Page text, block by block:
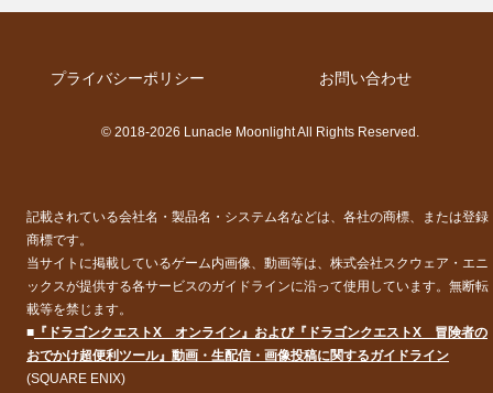
プライバシーポリシー お問い合わせ
© 2018-2026 Lunacle Moonlight All Rights Reserved.
記載されている会社名・製品名・システム名などは、各社の商標、または登録
商標です。
当サイトに掲載しているゲーム内画像、動画等は、株式会社スクウェア・エニ
ックスが提供する各サービスのガイドラインに沿って使用しています。無断転
載等を禁じます。
■ 『ドラゴンクエストX オンライン』および『ドラゴンクエストX 冒険者の
おでかけ超便利ツール』動画・生配信・画像投稿に関するガイドライン
(SQUARE ENIX)